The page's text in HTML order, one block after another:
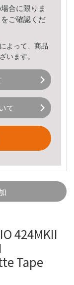
合に限りま
をご確認くだ
よって、商品
います。
て
424MKII
Tape